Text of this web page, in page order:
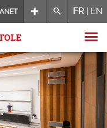
FR | EN